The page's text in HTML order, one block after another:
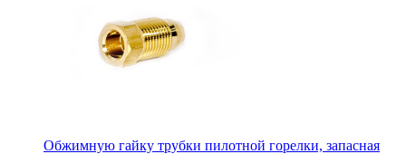
Обжимную гайку трубки пилотной горелки, запасная